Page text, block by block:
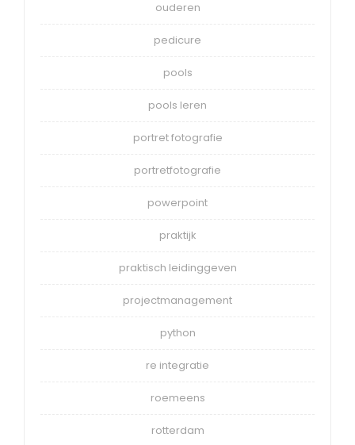
ouderen
pedicure
pools
pools leren
portret fotografie
portretfotografie
powerpoint
praktijk
praktisch leidinggeven
projectmanagement
python
re integratie
roemeens
rotterdam